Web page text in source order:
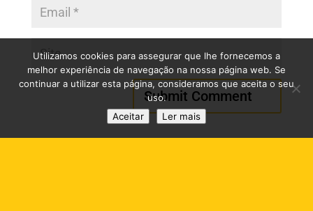
Utilizamos cookies para assegurar que lhe fornecemos a
melhor experiência de navegação na nossa página web. Se
continuar a utilizar esta página, consideramos que aceita o seu
uso.
Aceitar
Ler mais